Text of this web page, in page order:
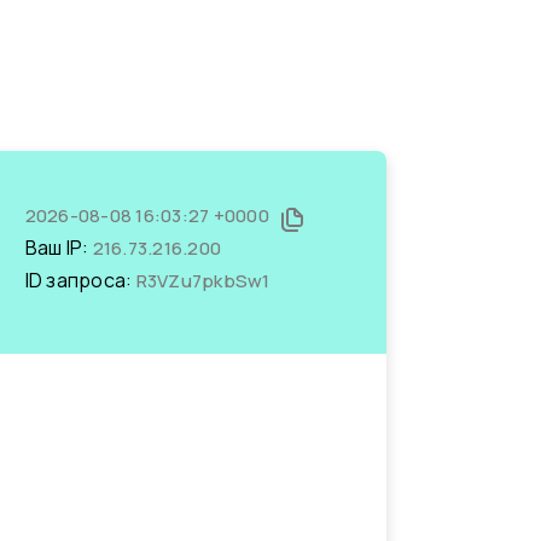
2026-08-08 16:03:27 +0000
Ваш IP: 216.73.216.200
ID запроса: R3VZu7pkbSw1